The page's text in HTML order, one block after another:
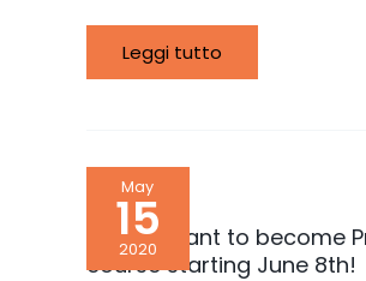
of
creativity
in
adult
Leggi tutto
May
15
2020
Do you want to become
course starting June 8th!
Do
you
want
to
become
Project